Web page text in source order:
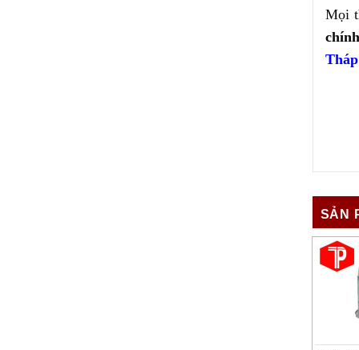
Mọi
SẢN